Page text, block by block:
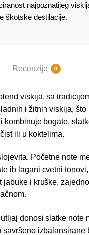
najpoznatijeg
škotske destilacije.
Recenzije 0
viskija, sa
i žitnih viskija,
kombinuje bogate,
ili u koktelima.
Početne note
ih lagani cvetni
i kruške,
donosi slatke note